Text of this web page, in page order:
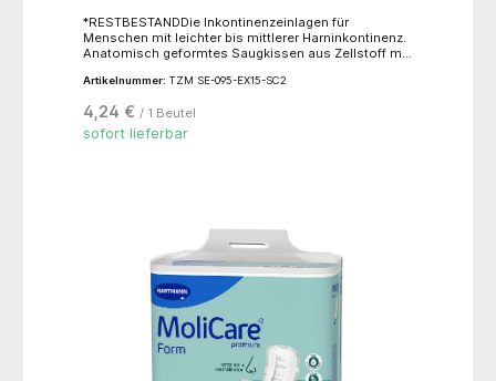
*RESTBESTANDDie Inkontinenzeinlagen für
Menschen mit leichter bis mittlerer Harninkontinenz.
Anatomisch geformtes Saugkissen aus Zellstoff mit
eine schnelle Verteilung und Aufnahme der
Flüssigkeitsabweisender, seitlicher Auslaufschutz
mit elastischem Garn. Atmungsaktive Außenschicht.
Artikelnummer: TZM SE-095-EX15-SC2
4,24 € / 1 Beutel
sofort lieferbar